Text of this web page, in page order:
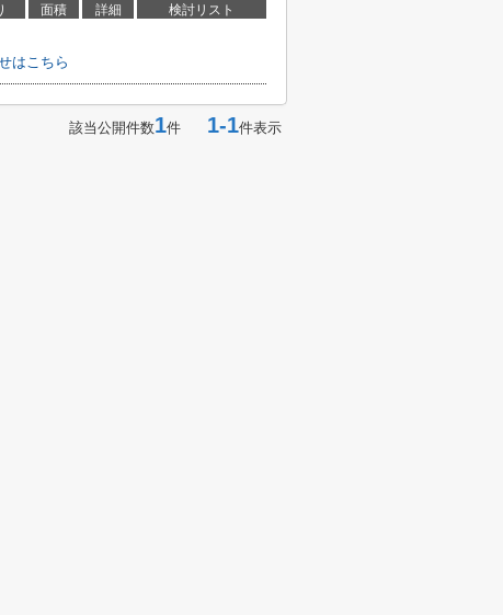
面積 詳細 検討リスト
はこちら
該当公開件数1件 1-1件表示